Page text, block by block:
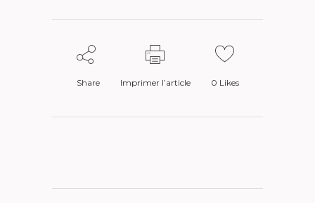
Share Imprimer l’article 0 Likes